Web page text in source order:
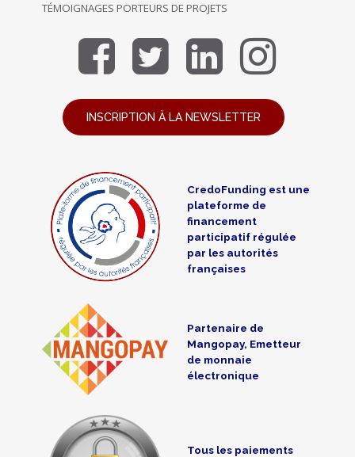
TÉMOIGNAGES PORTEURS DE PROJETS
INSCRIPTION À LA NEWSLETTER
CredoFunding est une
plateforme de
financement
participatif régulée
par les autorités
françaises
Partenaire de
Mangopay, Emetteur
de monnaie
électronique
Tous les paiements